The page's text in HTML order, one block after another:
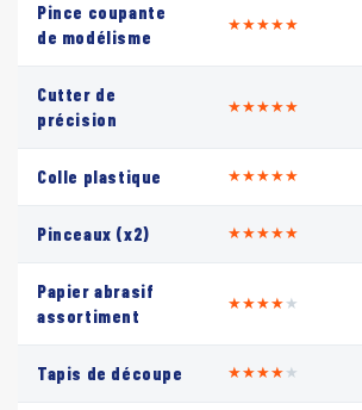
Pince coupante
de modélisme
★★★★★
Cutter de
précision
★★★★★
Colle plastique ★★★★★
Pinceaux (x2) ★★★★★
Papier abrasif
assortiment
★★★★★
Tapis de découpe ★★★★★